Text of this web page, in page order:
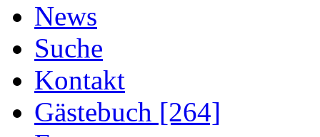
News
Suche
Kontakt
Gästebuch [264]